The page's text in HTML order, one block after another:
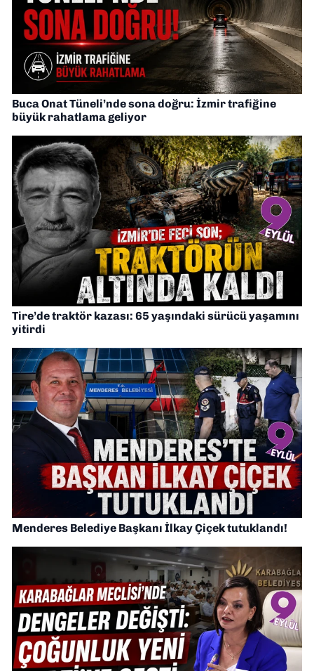
Buca Onat Tüneli’nde sona doğru: İzmir trafiğine
büyük rahatlama geliyor
Tire’de traktör kazası: 65 yaşındaki sürücü yaşamını
yitirdi
Menderes Belediye Başkanı İlkay Çiçek tutuklandı!